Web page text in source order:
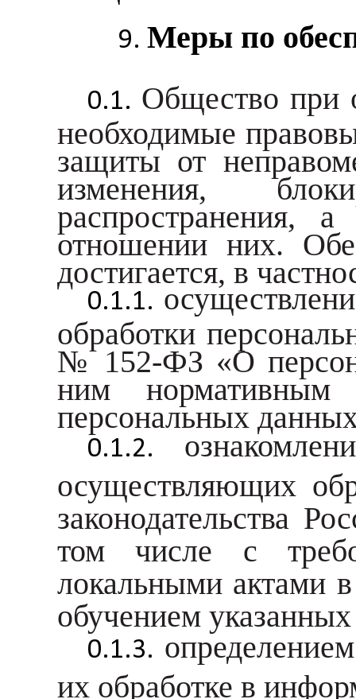
Меры по
Общество при
необходимые
защиты от
изменения,
распространения,
отношении них.
достигается, в
обработки
№ 152-ФЗ «О
ним нормативным
персональных
осуществляющих
законодательства
том числе с
локальными актами
обучением указанных
их обработке в